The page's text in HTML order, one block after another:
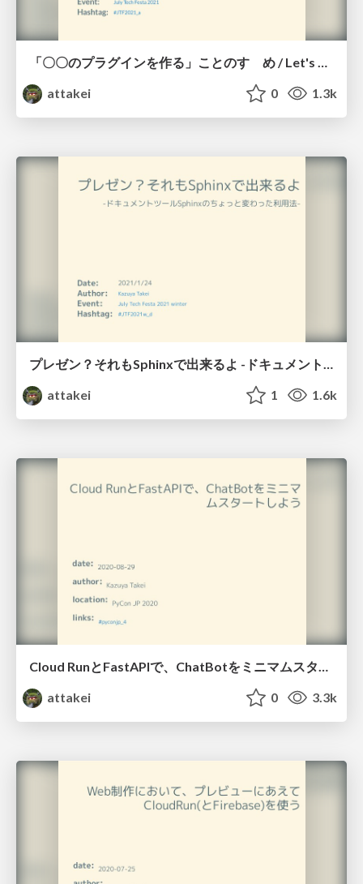
「〇〇のプラグインを作る」ことのすゝめ / Let's develop plugins
attakei
0 1.3k
プレゼン？それもSphinxで出来るよ -ドキュメントツールSphinxのちょっと変わった利用法- / You can presentation too by Sphinx!
attakei
1 1.6k
Cloud RunとFastAPIで、ChatBotをミニマムスタートしよう / Getting start ChatBot with FastAPI and Cloud RUN
attakei
0 3.3k